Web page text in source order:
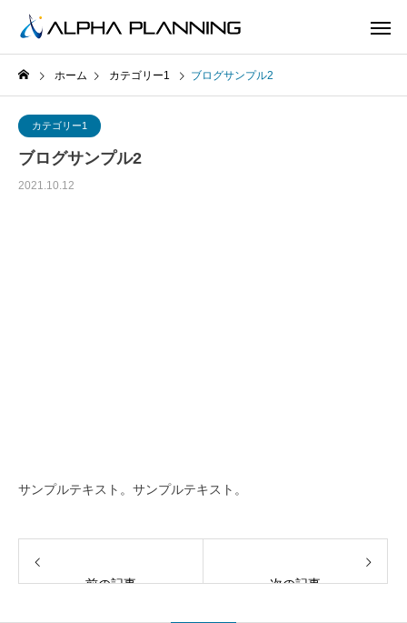
ホーム カテゴリー1 ブログサンプル2
カテゴリー1
ブログサンプル2
2021.10.12
サンプルテキスト。サンプルテキスト。
前の記事 次の記事